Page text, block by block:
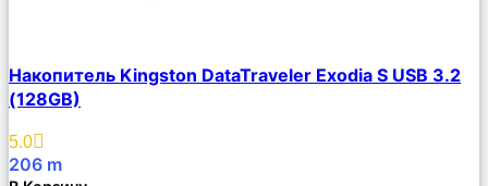
Описание
Избранное
Накопитель Kingston DataTraveler Exodia S USB 3.2
(128GB)
5.0
206 m